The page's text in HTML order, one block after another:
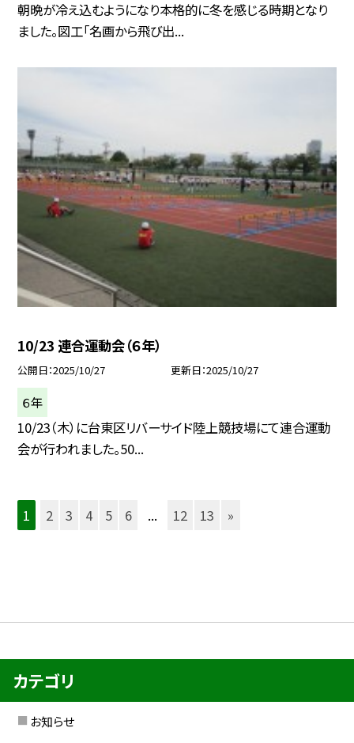
朝晩が冷え込むようになり本格的に冬を感じる時期となり
ました。図工「名画から飛び出...
10/23 連合運動会（６年）
公開日 2025/10/27 更新日 2025/10/27
６年
10/23（木）に台東区リバーサイド陸上競技場にて連合運動
会が行われました。50...
1 2 3 4 5 6 ... 12 13 »
カテゴリ
お知らせ